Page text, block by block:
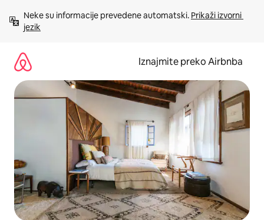
sadržaj
Neke su informacije prevedene automatski. Prikaži izvorni
jezik
Iznajmite preko Airbnba